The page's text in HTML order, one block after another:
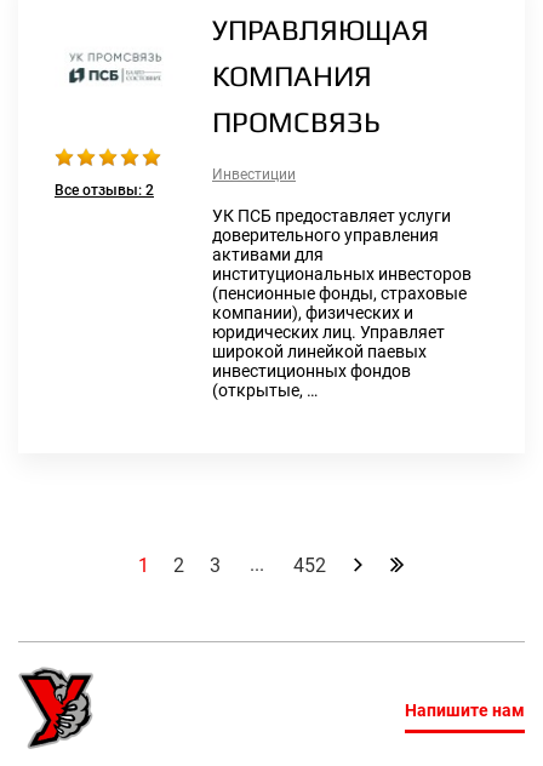
Все отзывы: 2
УПРАВЛЯЮЩАЯ
КОМПАНИЯ
ПРОМСВЯЗЬ
Инвестиции
УК ПСБ предоставляет услуги
доверительного управления
активами для
институциональных инвесторов
(пенсионные фонды, страховые
компании), физических и
юридических лиц. Управляет
широкой линейкой паевых
инвестиционных фондов
(открытые, …
1 2 3 ... 452
Напишите нам